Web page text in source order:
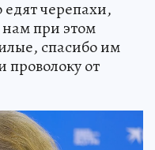
едят черепахи,
при этом
спасибо им
проволоку от